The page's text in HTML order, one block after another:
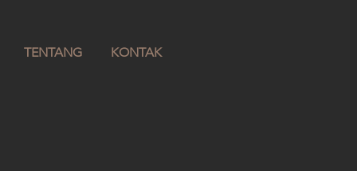
TENTANG KONTAK